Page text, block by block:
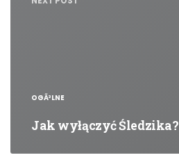
OGÃ³LNE
Jak wyłączyć Śledzika?